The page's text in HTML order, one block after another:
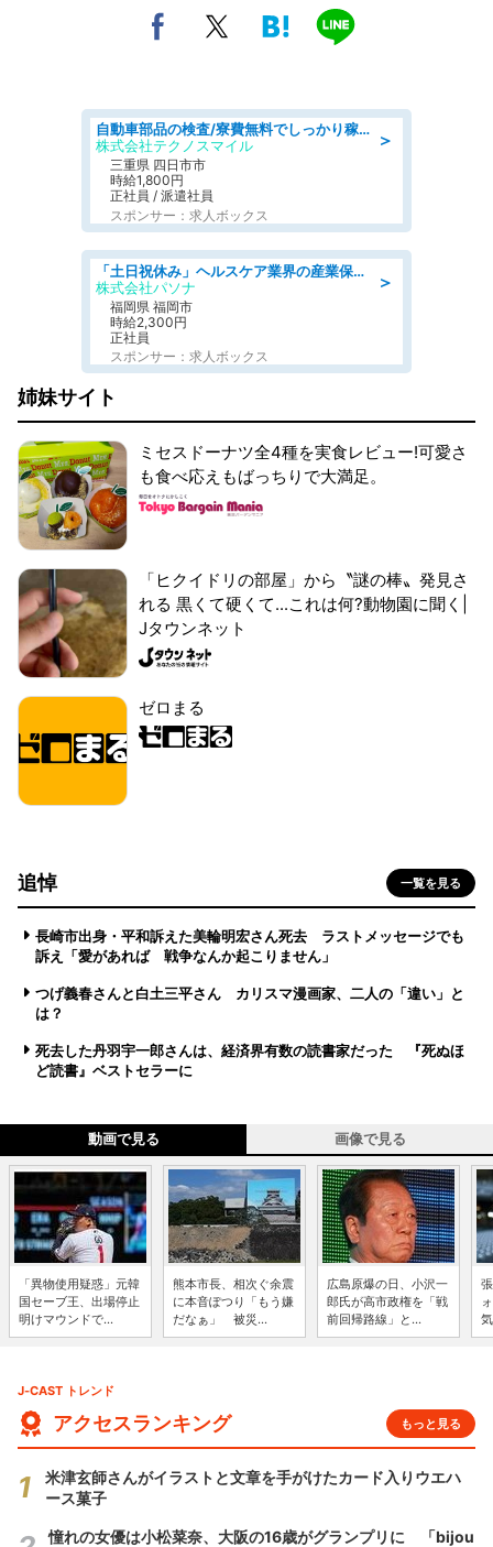
＞
自動車部品の検査/寮費無料でしっかり稼げる denso aichi
株式会社テクノスマイル
三重県 四日市市
時給1,800円
正社員 / 派遣社員
スポンサー：求人ボックス
＞
「土日祝休み」ヘルスケア業界の産業保健師/高時給/未経験OK/要資格:保健師、正看護師
株式会社パソナ
福岡県 福岡市
時給2,300円
正社員
スポンサー：求人ボックス
姉妹サイト
ミセスドーナツ全4種を実食レビュー!可愛さ
も食べ応えもばっちりで大満足。
「ヒクイドリの部屋」から〝謎の棒〟発見さ
れる 黒くて硬くて...これは何?動物園に聞く|
Jタウンネット
ゼロまる
追悼 一覧を見る
長崎市出身・平和訴えた美輪明宏さん死去 ラストメッセージでも
訴え「愛があれば 戦争なんか起こりません」
つげ義春さんと白土三平さん カリスマ漫画家、二人の「違い」と
は？
死去した丹羽宇一郎さんは、経済界有数の読書家だった 『死ぬほ
ど読書』ベストセラーに
動画で見る 画像で見る
「異物使用疑惑」元韓
国セーブ王、出場停止
明けマウンドで...
熊本市長、相次ぐ余震
に本音ぽつり「もう嫌
だなぁ」 被災...
広島原爆の日、小沢一
郎氏が高市政権を「戦
前回帰路線」と...
J-CAST トレンド
アクセスランキング もっと見る
米津玄師さんがイラストと文章を手がけたカード入りウエハ
ース菓子
憧れの女優は小松菜奈、大阪の16歳がグランプリに 「bijou